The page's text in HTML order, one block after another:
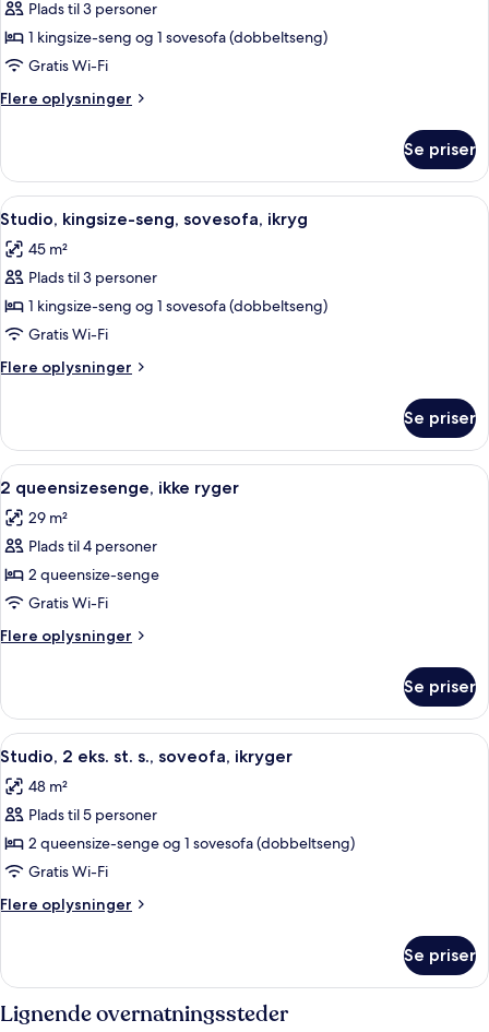
af
Deluxe,
king-
seng,
sovesofa,
Plads til 3 personer
1 kingsize-seng og 1 sovesofa (dobbeltseng)
Gratis Wi-Fi
Flere oplysninger
Flere
king-
seng,
sovesofa,
Se priser
Indlæs
alle
billeder
af
Studio,
kingsize-
seng,
sovesofa,
Et hotelværelse med seng,
9
Studio, kingsize-seng, sovesofa, ikryg
45 m²
Plads til 3 personer
1 kingsize-seng og 1 sovesofa (dobbeltseng)
Gratis Wi-Fi
Flere oplysninger
Flere
kingsize-
seng,
sovesofa,
ikryg
Se priser
Indlæs
alle
billeder
af
2
queensizesenge,
ikke
ryger
Et hotelværelse med to senge, et
7
2 queensizesenge, ikke ryger
29 m²
Plads til 4 personer
2 queensize-senge
Gratis Wi-Fi
Flere oplysninger
Flere
queensizesenge,
ikke
ryger
Se priser
Indlæs
alle
billeder
af
Studio,
2
eks.
st.
soveofa,
ikryger
Et hotelværelse med to senge, et
8
Studio, 2 eks. st. s., soveofa, ikryger
48 m²
Plads til 5 personer
2 queensize-senge og 1 sovesofa (dobbeltseng)
Gratis Wi-Fi
Flere oplysninger
Flere
2
eks.
st.
Se priser
Lignende overnatningssteder